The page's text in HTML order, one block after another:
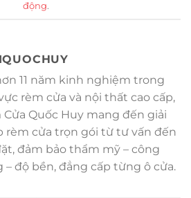
động.
11 năm kinh nghiệm trong
rèm cửa và nội thất cao cấp,
Cửa Quốc Huy mang đến giải
rèm cửa trọn gói từ tư vấn đến
đảm bảo thẩm mỹ – công
– độ bền, đẳng cấp từng ô cửa.